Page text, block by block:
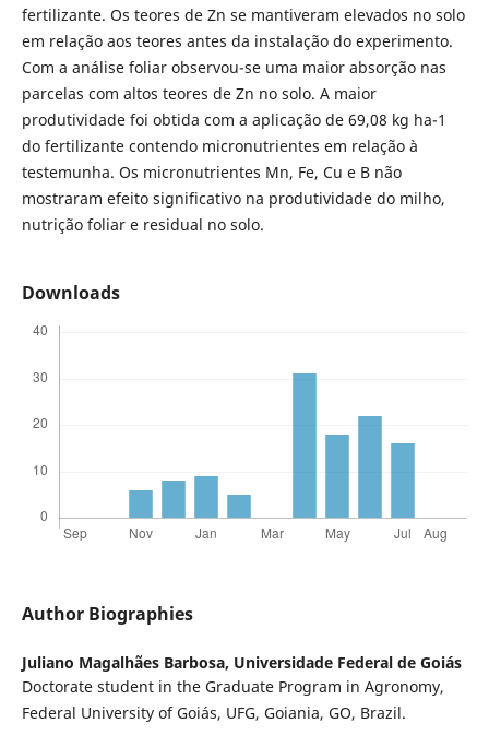
fertilizante. Os teores de Zn se mantiveram elevados no solo
em relação aos teores antes da instalação do experimento.
Com a análise foliar observou-se uma maior absorção nas
parcelas com altos teores de Zn no solo. A maior
produtividade foi obtida com a aplicação de 69,08 kg ha-1
do fertilizante contendo micronutrientes em relação à
testemunha. Os micronutrientes Mn, Fe, Cu e B não
mostraram efeito significativo na produtividade do milho,
nutrição foliar e residual no solo.
Downloads
Author Biographies
Juliano Magalhães Barbosa, Universidade Federal de Goiás
Doctorate student in the Graduate Program in Agronomy,
Federal University of Goiás, UFG, Goiania, GO, Brazil.